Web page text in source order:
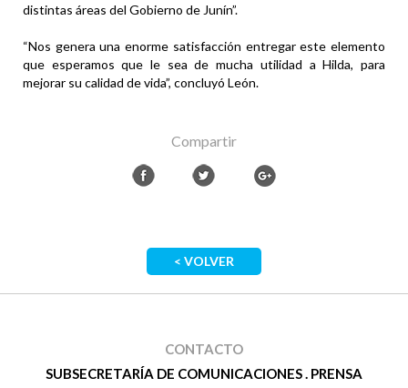
distintas áreas del Gobierno de Junín”.
“Nos genera una enorme satisfacción entregar este elemento
que esperamos que le sea de mucha utilidad a Hilda, para
mejorar su calidad de vida”, concluyó León.
Compartir
< VOLVER
CONTACTO
SUBSECRETARÍA DE COMUNICACIONES . PRENSA